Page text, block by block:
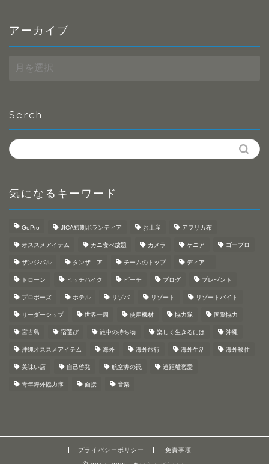
アーカイブ
ー
ブ
Serch
気になるキーワード
GoPro JICA短期ボランティア お土産 アフリカ布
オススメアイテム カニ食べ放題 カメラ ケニア ゴープロ
ザンジバル タンザニア チームのトップ ディアニ
ドローン ヒッチハイク ビーチ ブログ プレゼント
プロポーズ ホテル リゾバ リゾート リゾートバイト
リーダーシップ 世界一周 使用機材 協力隊 国際協力
宮古島 宿選び 旅中の持ち物 楽しく生きるには 沖縄
沖縄オススメアイテム 海外 海外旅行 海外生活 海外移住
美味い店 自己啓発 航空券の罠 遠距離恋愛
青年海外協力隊 面接 音楽
プライバシーポリシー 免責事項